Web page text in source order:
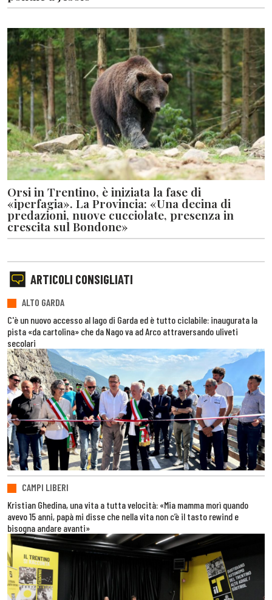
Orsi in Trentino, è iniziata la fase di
«iperfagia». La Provincia: «Una decina di
predazioni, nuove cucciolate, presenza in
crescita sul Bondone»
ARTICOLI CONSIGLIATI
ALTO GARDA
C'è un nuovo accesso al lago di Garda ed è tutto ciclabile: inaugurata la
pista «da cartolina» che da Nago va ad Arco attraversando uliveti
secolari
CAMPI LIBERI
Kristian Ghedina, una vita a tutta velocità: «Mia mamma morì quando
avevo 15 anni, papà mi disse che nella vita non c’è il tasto rewind e
bisogna andare avanti»